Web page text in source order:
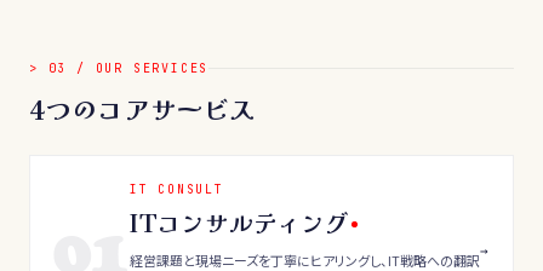
> 03 / OUR SERVICES
4つのコアサービス
IT CONSULT
ITコンサルティング
経営課題と現場ニーズを丁寧にヒアリングし、IT戦略への翻訳→